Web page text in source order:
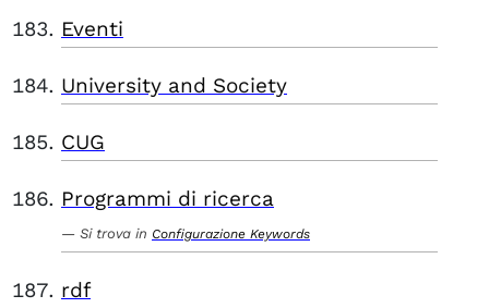
Eventi
University and Society
CUG
Programmi di ricerca
Si trova in Configurazione Keywords
rdf